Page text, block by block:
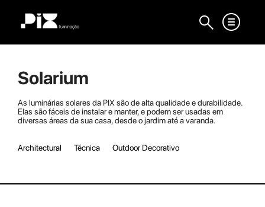
Solarium
As luminárias solares da PIX são de alta qualidade e durabilidade.
Elas são fáceis de instalar e manter, e podem ser usadas em
diversas áreas da sua casa, desde o jardim até a varanda.
Architectural Técnica Outdoor Decorativo